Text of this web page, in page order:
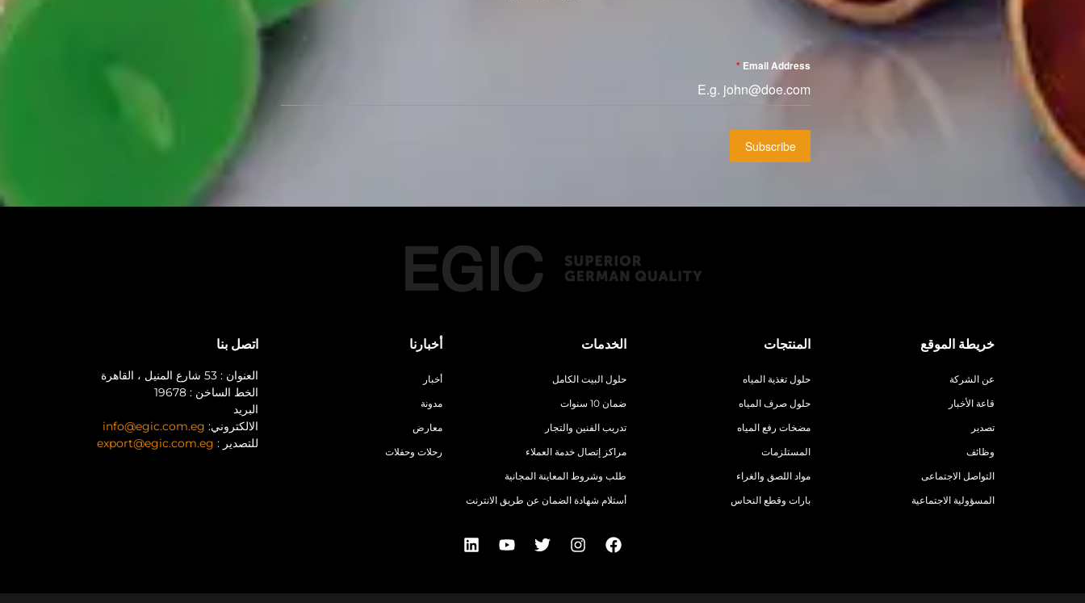
Email Address
*
Subscribe
خريطة الموقع
عن الشركة
قاعة الأخبار
تصدير
وظائف
التواصل الاجتماعى
المسؤولية الاجتماعية
المنتجات
حلول تغذية المياه
حلول صرف المياه
مضخات رفع المياه
المستلزمات
مواد اللصق والغراء
بارات وقطع النحاس
الخدمات
حلول البيت الكامل
ضمان 10 سنوات
تدريب الفنين والتجار
مراكز إتصال خدمة العملاء
طلب وشروط المعاينة المجانية
أستلام شهادة الضمان عن طريق الانترنت
أخبارنا
أخبار
مدونة
معارض
رحلات وحفلات
اتصل بنا
العنوان : 53 شارع المنيل ، القاهرة
الخط الساخن : 19678
البريد
الالكتروني: info@egic.com.eg
للتصدير : export@egic.com.eg